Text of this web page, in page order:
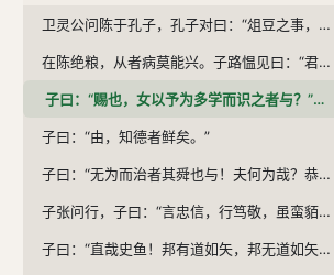
卫灵公问陈于孔子，孔子对曰：“俎豆之事，则尝闻之矣；军旅之事，未之学也。”明日遂行。
在陈绝粮，从者病莫能兴。子路愠见曰：“君子亦有穷乎？”子曰：“君子固穷，小人穷斯滥矣。”
子曰：“赐也，女以予为多学而识之者与？”对曰：“然，非与？”曰：“非也，予一以贯之。”
子曰：“由，知德者鲜矣。”
子曰：“无为而治者其舜也与！夫何为哉？恭己正南面而已矣。”
子张问行，子曰：“言忠信，行笃敬，虽蛮貊之邦，行矣。言不忠信，行不笃敬，虽州里，行乎哉？立则见其参于前也，在舆则见其倚于衡也，夫然后行。”子张书诸绅。
子曰：“直哉史鱼！邦有道如矢，邦无道如矢。君子哉蘧伯玉！邦有道则仕，邦无道则可卷而怀之。”